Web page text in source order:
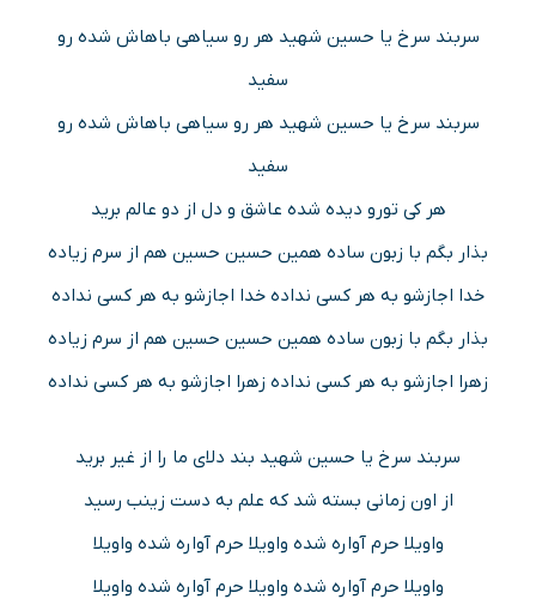
سربند سرخ یا حسین شهید هر رو سیاهی باهاش شده رو
سفید
سربند سرخ یا حسین شهید هر رو سیاهی باهاش شده رو
سفید
هر کی تورو دیده شده عاشق و دل از دو عالم برید
بذار بگم با زبون ساده همین حسین حسین هم از سرم زیاده
خدا اجازشو به هر کسی نداده خدا اجازشو به هر کسی نداده
بذار بگم با زبون ساده همین حسین حسین هم از سرم زیاده
زهرا اجازشو به هر کسی نداده زهرا اجازشو به هر کسی نداده
سربند سرخ یا حسین شهید بند دلای ما را از غیر برید
از اون زمانی بسته شد که علم به دست زینب رسید
واویلا حرم آواره شده واویلا حرم آواره شده واویلا
واویلا حرم آواره شده واویلا حرم آواره شده واویلا